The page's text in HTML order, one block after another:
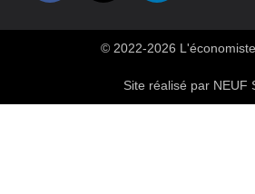
© 2022-2026
Site réalisé par NEUF